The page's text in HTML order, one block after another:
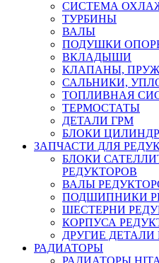
СИСТЕМА
ТУРБИНЫ
ВАЛЫ
ПОДУШКИ
ВКЛАДЫШИ
КЛАПАНЫ,
САЛЬНИКИ,
ТОПЛИВНАЯ
ТЕРМОСТАТЫ
ДЕТАЛИ ГРМ
БЛОКИ
ЗАПЧАСТИ ДЛЯ
БЛОКИ
РЕДУКТОРОВ
ВАЛЫ
ПОДШИПНИКИ
ШЕСТЕРНИ
КОРПУСА
ДРУГИЕ ДЕТАЛИ
РАДИАТОРЫ
РАДИАТОРЫ